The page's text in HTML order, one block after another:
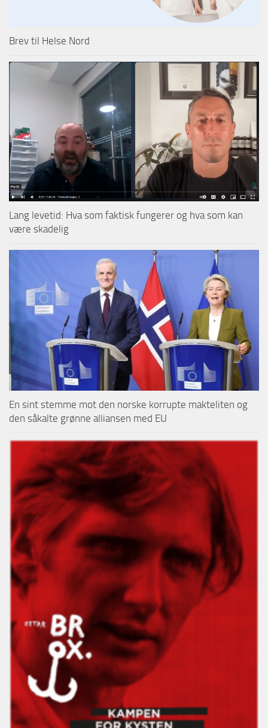
Brev til Helse Nord
Lang levetid: Hva som faktisk fungerer og hva som kan
være skadelig
En sint stemme mot den norske korrupte makteliten og
den såkalte grønne alliansen med EU